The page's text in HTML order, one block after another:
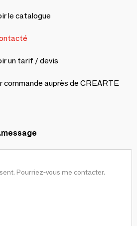
le catalogue
un tarif / devis
commande auprès de CREARTE